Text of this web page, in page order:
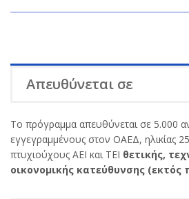
Απευθύνεται σε
Το πρόγραμμα απευθύνεται σε 5.000
εγγεγραμμένους στον ΟΑΕΔ, ηλικίας
πτυχιούχους ΑΕΙ και ΤΕΙ θετικής,
οικονομικής κατεύθυνσης (εκτός